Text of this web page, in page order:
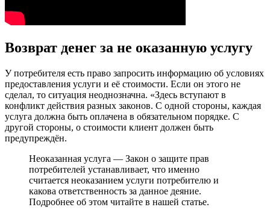
Возврат денег за не оказанную услугу
У потребителя есть право запросить информацию об условиях
предоставления услуги и её стоимости. Если он этого не
сделал, то ситуация неоднозначна. «Здесь вступают в
конфликт действия разных законов. С одной стороны, каждая
услуга должна быть оплачена в обязательном порядке. С
другой стороны, о стоимости клиент должен быть
предупреждён.
Неоказанная услуга — Закон о защите прав
потребителей устанавливает, что именно
считается неоказанием услуги потребителю и
какова ответственность за данное деяние.
Подробнее об этом читайте в нашей статье.